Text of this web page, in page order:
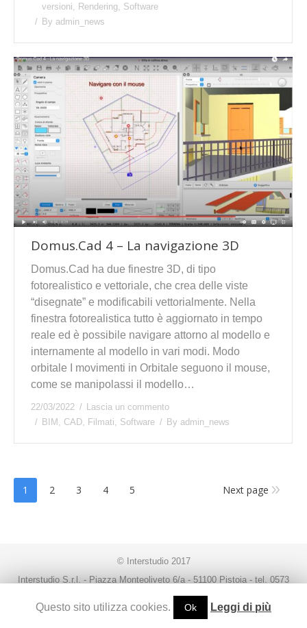
versioni
Rendering
Software
By admin_news
Domus.Cad 4 – La navigazione 3D
Domus.Cad ha due finestre 3D, di tipo
fotorealistico e vettoriale, che crea delle viste
“disegnate” e modificabili vettorialmente. Nella
finestra fotorealistica tutto è aggiornato in tempo
reale ed è possibile navigare attorno al modello e
internamente al modello in vari modi. Modo
orbitale I movimenti in Orbitale seguono il mouse,
come se manipolassi il modello…
22/03/2022
Lascia un commento
BIM
CAD Filmati Software By admin_news
1 2 3 4 5 Next page
© Interstudio 2017
Interstudio S.r.l. - Piazza Monteoliveto 6/a - 51100 Pistoia - tel. 0573
99291 - fax. 0573 992930 - P.IVA 00470080474 -
interstudio@interstudio.net
Questo sito utilizza cookies. Ok Leggi di più